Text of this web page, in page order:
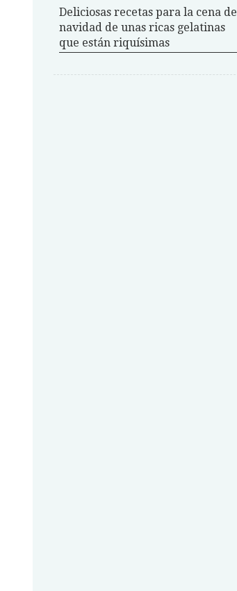
Deliciosas recetas para la cena de
navidad de unas ricas gelatinas
que están riquísimas